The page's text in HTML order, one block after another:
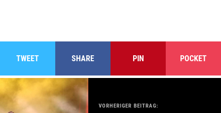
TWEET SHARE PIN POCKET
VORHERIGER BEITRAG: